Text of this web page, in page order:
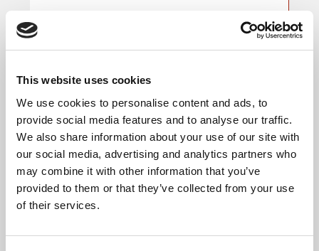
This website uses cookies
We use cookies to personalise content and ads, to
provide social media features and to analyse our traffic.
We also share information about your use of our site with
our social media, advertising and analytics partners who
may combine it with other information that you’ve
provided to them or that they’ve collected from your use
of their services.
Portafolio de soluciones
coordinadas con valor
añadido.
Interfaces coordinadas
Mayor profundidad de integración para
más beneficios del usuario